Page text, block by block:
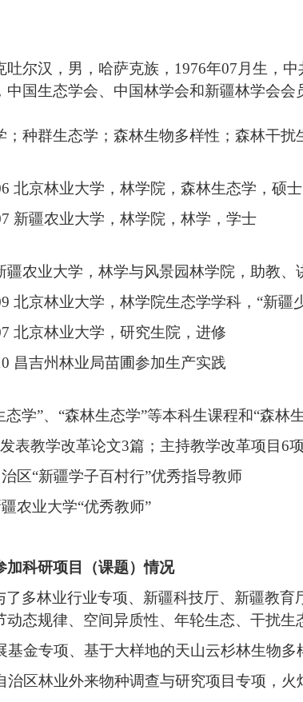
吐尔汉，男，哈萨克族， 1976年07 月生，
中国生态学会、中国林学会和新疆林学会会
；种群生态学；森林生物多样性；森林干扰
北京林业大学，林学院，森林生态学，硕士
新疆农业大学，林学院，林学，学士
疆农业大学，林学与风景园林学院，助教、
北京林业大学，林学院生态学学科， “新疆
北京林业大学，研究生院，进修
昌吉州林业局苗圃参加生产实践
态学”、 “森林生态学”等本科生课程和“森林
表教学改革论文3篇；主持教学改革项目 6
区“新疆学子百村行”优秀指导教师
农业大学“优秀教师”
加科研项目（课题）情况
了多林业行业专项、新疆科技厅、新疆教
动态规律、空间异质性、年轮生态、 干扰生
基金专项、基于大样地的天山云杉林生物多
治区林业外来物种调查与研究项目专项，